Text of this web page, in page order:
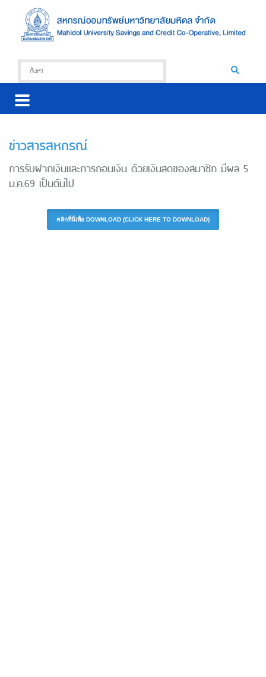
ข่าวสารสหกรณ์
การรับฝากเงินและการถอนเงิน ด้วยเงินสดของสมาชิก มีผล 5
ม.ค.69 เป็นต้นไป
คลิกที่นี่เพื่อ DOWNLOAD (CLICK HERE TO DOWNLOAD)